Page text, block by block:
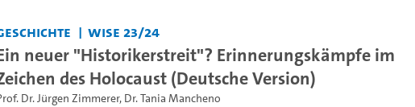
WiSe 23/24
neuer "Historikerstreit"? Erinnerungskämpfe im
des Holocaust (Deutsche Version)
Dr. Jürgen Zimmerer, Dr. Tania Mancheno